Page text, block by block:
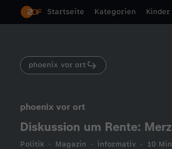
Startseite Kategorien Kinder
phoenix vor ort
phoenix vor ort
Diskussion um Rente:
Politik Magazin informativ 10